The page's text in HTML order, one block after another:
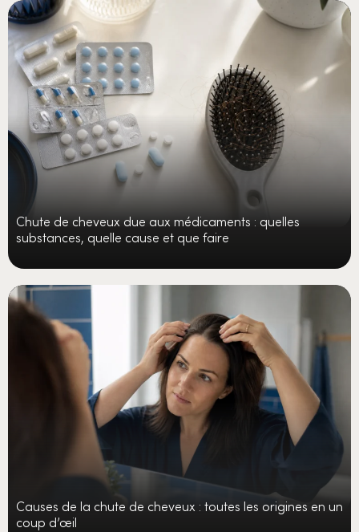
Chute de cheveux due aux médicaments : quelles
substances, quelle cause et que faire
Causes de la chute de cheveux : toutes les origines en un
coup d’œil